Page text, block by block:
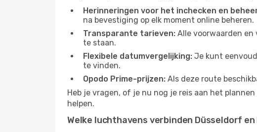
Herinneringen voor het inchecken en
na bevestiging op elk moment online beheren.
Transparante tarieven: Alle voorwaarden
te staan.
Flexibele datumvergelijking: Je kunt
te vinden.
Opodo Prime-prijzen: Als deze route
Heb je vragen, of je nu nog je reis aan het
helpen.
Welke luchthavens verbinden Düsseldorf en